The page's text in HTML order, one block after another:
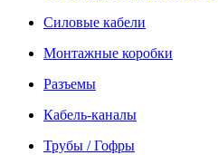
Силовые кабели
Монтажные коробки
Разъемы
Кабель-каналы
Трубы / Гофры